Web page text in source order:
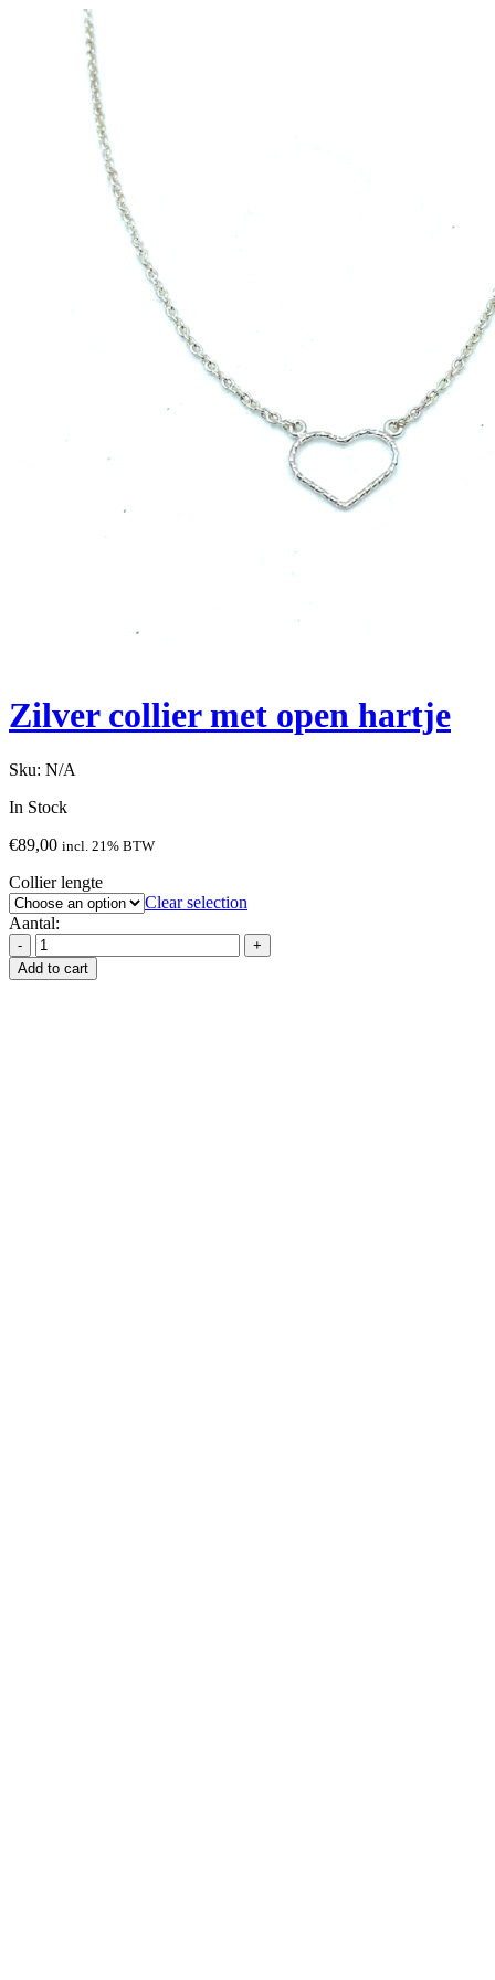
Zilver collier met open hartje
Sku: N/A
In Stock
€89,00 incl. 21% BTW
Collier lengte
Clear selection
Aantal:
Add to cart